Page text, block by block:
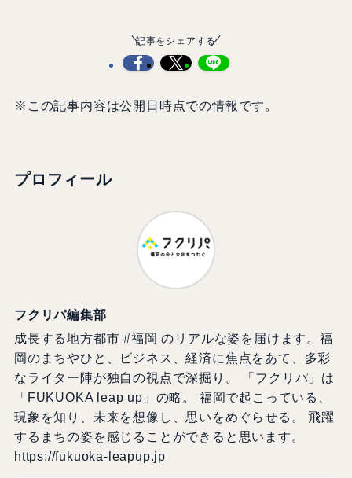
記事をシェアする
※この記事内容は公開日時点での情報です。
プロフィール
フクリパ編集部
成長する地方都市 #福岡 のリアルな姿を届けます。福
岡のまちやひと、ビジネス、経済に焦点をあて、多彩
なライター陣が独自の視点で深掘り。 「フクリパ」は
「FUKUOKA leap up」の略。 福岡で起こっている、
現象を知り、未来を想像し、思いをめぐらせる。 飛躍
するまちの姿を感じることができると思います。
https://fukuoka-leapup.jp